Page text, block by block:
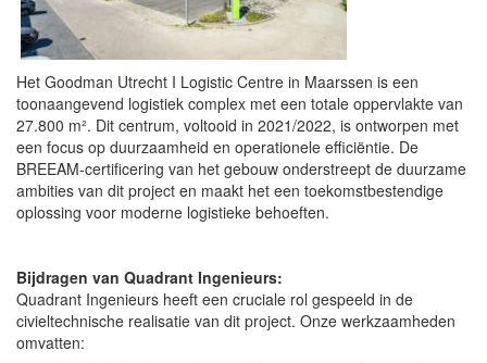
Het Goodman Utrecht I Logistic Centre in Maarssen is een
toonaangevend logistiek complex met een totale oppervlakte van
27.800 m². Dit centrum, voltooid in 2021/2022, is ontworpen met
een focus op duurzaamheid en operationele efficiëntie. De
BREEAM-certificering van het gebouw onderstreept de duurzame
ambities van dit project en maakt het een toekomstbestendige
oplossing voor moderne logistieke behoeften.
Bijdragen van Quadrant Ingenieurs:
Quadrant Ingenieurs heeft een cruciale rol gespeeld in de
civieltechnische realisatie van dit project. Onze werkzaamheden
omvatten: